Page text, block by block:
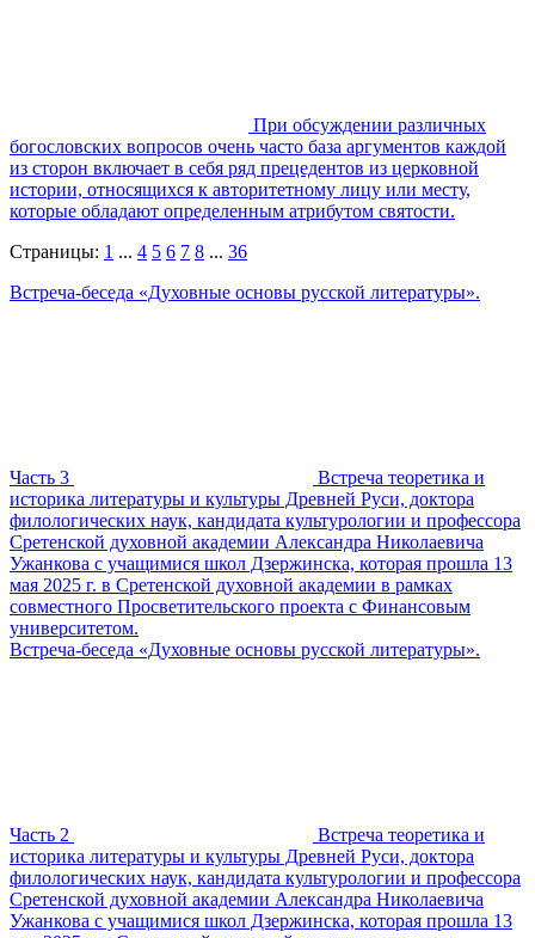
При обсуждении различных
богословских вопросов очень часто база аргументов каждой
из сторон включает в себя ряд прецедентов из церковной
истории, относящихся к авторитетному лицу или месту,
которые обладают определенным атрибутом святости.
Страницы: 1 ... 4 5 6 7 8 ... 36
Встреча-беседа «Духовные основы русской литературы».
Часть 3
Встреча теоретика и
историка литературы и культуры Древней Руси, доктора
филологических наук, кандидата культурологии и профессора
Сретенской духовной академии Александра Николаевича
Ужанкова с учащимися школ Дзержинска, которая прошла 13
мая 2025 г. в Сретенской духовной академии в рамках
совместного Просветительского проекта с Финансовым
университетом.
Встреча-беседа «Духовные основы русской литературы».
Часть 2
Встреча теоретика и
историка литературы и культуры Древней Руси, доктора
филологических наук, кандидата культурологии и профессора
Сретенской духовной академии Александра Николаевича
Ужанкова с учащимися школ Дзержинска, которая прошла 13